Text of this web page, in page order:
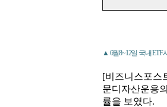
▲ 6월8~12일 국내 ETF
[비즈니스포스
문디자산운용
률을 보였다.